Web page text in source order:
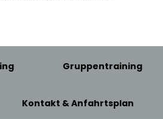
Gruppentraining
Kontakt & Anfahrtsplan